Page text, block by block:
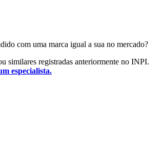
com uma marca igual a sua no mercado?
similares registradas anteriormente no INPI.
especialista.